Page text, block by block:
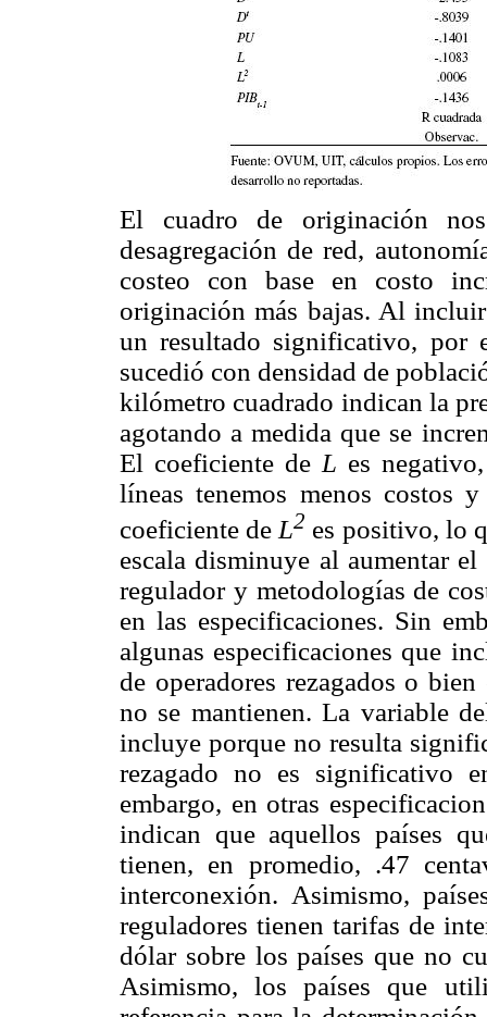
El cuadro de originación
desagregación de red,
costeo con base en costo
originación más bajas. Al
un resultado significativo, por
sucedió con densidad de
kilómetro cuadrado indican la
agotando a medida que se
El coeficiente de L es
líneas tenemos menos costos
coeficiente de L2 es positivo, lo
escala disminuye al aumentar
regulador y metodologías de
en las especificaciones. Sin
algunas especificaciones que
de operadores rezagados o
no se mantienen. La variable
incluye porque no resulta
rezagado no es significativo
embargo, en otras
indican que aquellos países
tienen, en promedio, .47
interconexión. Asimismo,
reguladores tienen tarifas de
dólar sobre los países que no
Asimismo, los países que